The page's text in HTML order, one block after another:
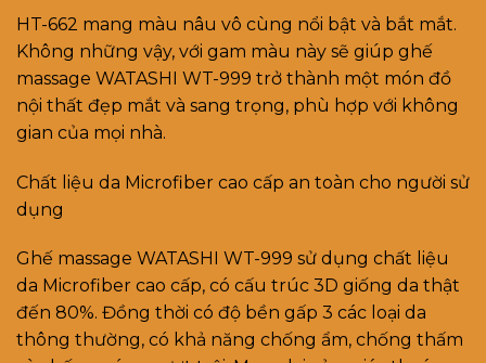
HT-662 mang màu nâu vô cùng nổi bật và bắt mắt.
Không những vậy, với gam màu này sẽ giúp ghế
massage WATASHI WT-999 trở thành một món đồ
nội thất đẹp mắt và sang trọng, phù hợp với không
gian của mọi nhà.
Chất liệu da Microfiber cao cấp an toàn cho người sử
dụng
Ghế massage WATASHI WT-999 sử dụng chất liệu
da Microfiber cao cấp, có cấu trúc 3D giống da thật
đến 80%. Đồng thời có độ bền gấp 3 các loại da
thông thường, có khả năng chống ẩm, chống thấm